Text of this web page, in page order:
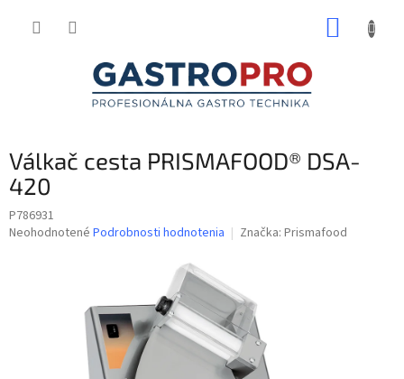
Válkač cesta PRISMAFOOD® DSA-
420
P786931
Priemerné
Neohodnotené Podrobnosti hodnotenia Značka: Prismafood